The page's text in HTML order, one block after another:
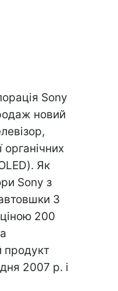
Sony
новий
органічних
Як
Sony з
3
200
продукт
2007 р. і